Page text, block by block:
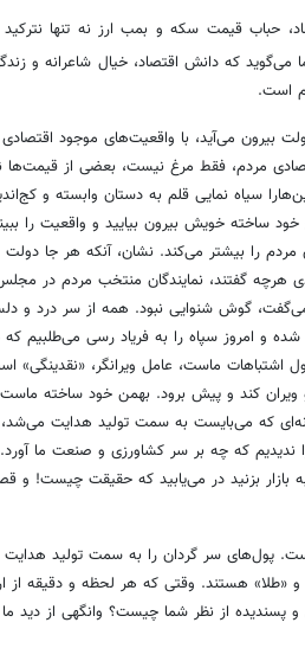
حباب قیمت سکه و بمب ارز نه تنها
که دانش اقتصاد، خیال شاعرانه و
است.
بیرون می‌آید، با واقعیت‌های موجود
مردم، فقط مرغ نیست، بعضی از
سیاه نمایی قلم به دستان وابسته و
ساخته خویش بیرون بیایید و واقعیت را
را بیشتر می‌کند. نشان، آنکه هر جا
هرچه گفتند، نمایندگان منتخب مردم در
گوش شنوایی نبود. همه از سر درد و
و امروز سپاه را به فریاد رسی می‌طلبیم
اشتباهات ماست، عامل ویرانگر،
ویران کند و پیش برود. بهمن خود ساخته
که می‌بایست به سمت تولید هدایت
که چه بر سر کشاورزی و صنعت ما آورد.
بزنید در می‌یابید که حقیقت چیست! و
پول‌های سر گردان را به سمت تولید هدایت
و «طلا» هستند. وقتی که هر لحظه و دقیقه
از نظر شما چیست؟ وانگهی از دید ما